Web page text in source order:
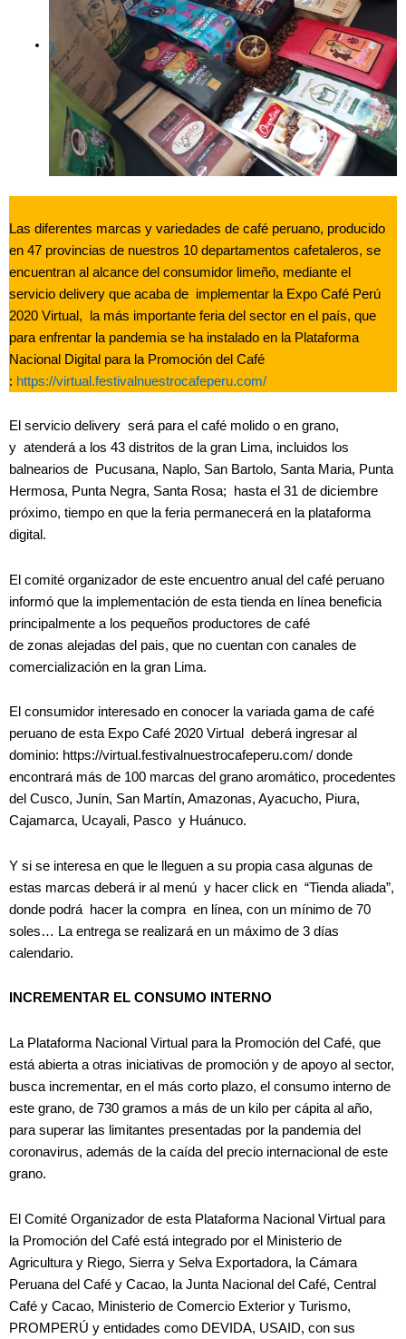
Las diferentes marcas y variedades de café peruano, producido
en 47 provincias de nuestros 10 departamentos cafetaleros, se
encuentran al alcance del consumidor limeño, mediante el
servicio delivery que acaba de implementar la Expo Café Perú
2020 Virtual, la más importante feria del sector en el país, que
para enfrentar la pandemia se ha instalado en la Plataforma
Nacional Digital para la Promoción del Café
: https://virtual.festivalnuestrocafeperu.com/
El servicio delivery será para el café molido o en grano,
y atenderá a los 43 distritos de la gran Lima, incluidos los
balnearios de Pucusana, Naplo, San Bartolo, Santa Maria, Punta
Hermosa, Punta Negra, Santa Rosa; hasta el 31 de diciembre
próximo, tiempo en que la feria permanecerá en la plataforma
digital.
El comité organizador de este encuentro anual del café peruano
informó que la implementación de esta tienda en línea beneficia
principalmente a los pequeños productores de café
de zonas alejadas del pais, que no cuentan con canales de
comercialización en la gran Lima.
El consumidor interesado en conocer la variada gama de café
peruano de esta Expo Café 2020 Virtual deberá ingresar al
dominio: https://virtual.festivalnuestrocafeperu.com/ donde
encontrará más de 100 marcas del grano aromático, procedentes
del Cusco, Junín, San Martín, Amazonas, Ayacucho, Piura,
Cajamarca, Ucayali, Pasco y Huánuco.
Y si se interesa en que le lleguen a su propia casa algunas de
estas marcas deberá ir al menú y hacer click en “Tienda aliada”,
donde podrá hacer la compra en línea, con un mínimo de 70
soles… La entrega se realizará en un máximo de 3 días
calendario.
INCREMENTAR EL CONSUMO INTERNO
La Plataforma Nacional Virtual para la Promoción del Café, que
está abierta a otras iniciativas de promoción y de apoyo al sector,
busca incrementar, en el más corto plazo, el consumo interno de
este grano, de 730 gramos a más de un kilo per cápita al año,
para superar las limitantes presentadas por la pandemia del
coronavirus, además de la caída del precio internacional de este
grano.
El Comité Organizador de esta Plataforma Nacional Virtual para
la Promoción del Café está integrado por el Ministerio de
Agricultura y Riego, Sierra y Selva Exportadora, la Cámara
Peruana del Café y Cacao, la Junta Nacional del Café, Central
Café y Cacao, Ministerio de Comercio Exterior y Turismo,
PROMPERÚ y entidades como DEVIDA, USAID, con sus